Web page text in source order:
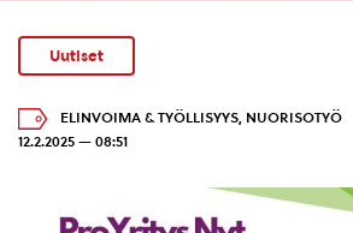
Uutiset
ELINVOIMA & TYÖLLISYYS, NUORISOTYÖ
12.2.2025 — 08:51